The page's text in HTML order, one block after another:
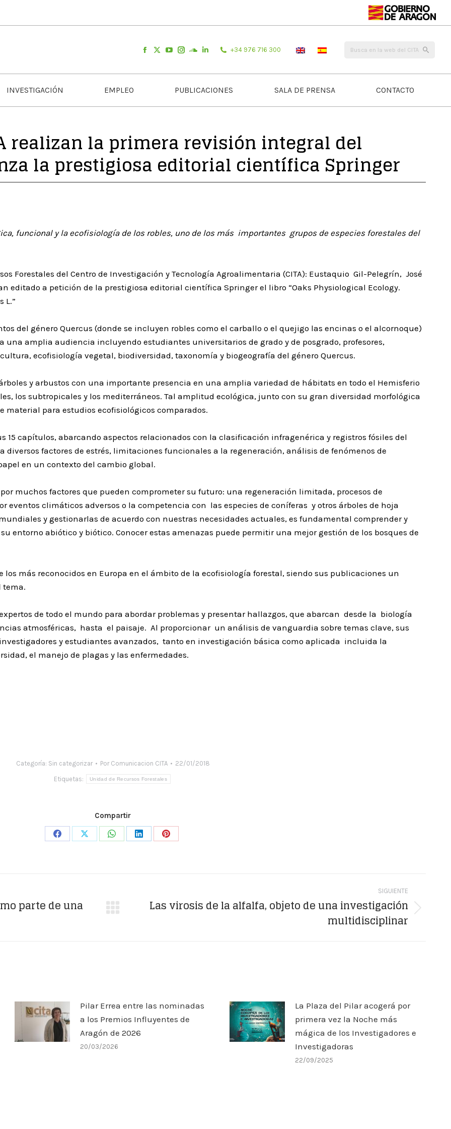
+34 976 716 300
INVESTIGACIÓN EMPLEO PUBLICACIONES SALA DE PRENSA CONTACTO
realizan la primera revisión integral del
la prestigiosa editorial científica Springer
funcional y la ecofisiología de los robles, uno de los más importantes grupos de especies forestales del
Forestales del Centro de Investigación y Tecnología Agroalimentaria (CITA): Eustaquio Gil-Pelegrín, José
editado a petición de la prestigiosa editorial científica Springer el libro “Oaks Physiological Ecology.
L.”
del género Quercus (donde se incluyen robles como el carballo o el quejigo las encinas o el alcornoque)
amplia audiencia incluyendo estudiantes universitarios de grado y de posgrado, profesores,
ecofisiología vegetal, biodiversidad, taxonomía y biogeografía del género Quercus.
y arbustos con una importante presencia en una amplia variedad de hábitats en todo el Hemisferio
los subtropicales y los mediterráneos. Tal amplitud ecológica, junto con su gran diversidad morfológica
para estudios ecofisiológicos comparados.
15 capítulos, abarcando aspectos relacionados con la clasificación infragenérica y registros fósiles del
diversos factores de estrés, limitaciones funcionales a la regeneración, análisis de fenómenos de
en un contexto del cambio global.
muchos factores que pueden comprometer su futuro: una regeneración limitada, procesos de
climáticos adversos o la competencia con las especies de coníferas y otros árboles de hoja
y gestionarlas de acuerdo con nuestras necesidades actuales, es fundamental comprender y
entorno abiótico y biótico. Conocer estas amenazas puede permitir una mejor gestión de los bosques de
los más reconocidos en Europa en el ámbito de la ecofisiología forestal, siendo sus publicaciones un
tema.
de todo el mundo para abordar problemas y presentar hallazgos, que abarcan desde la biología
atmosféricas, hasta el paisaje. Al proporcionar un análisis de vanguardia sobre temas clave, sus
y estudiantes avanzados, tanto en investigación básica como aplicada incluida la
el manejo de plagas y las enfermedades.
Categoría: Sin categorizar Por Comunicacion CITA 22/01/2018
Etiquetas: Unidad de Recursos Forestales
Compartir
Share
Share
Share
Share
Share
parte de una
SIGUIENTE
Las virosis de la alfalfa, objeto de una investigación
multidisciplinar
Pilar Errea entre las nominadas
a los Premios Influyentes de
Aragón de 2026
20/03/2026
La Plaza del Pilar acogerá por
primera vez la Noche más
mágica de los Investigadores e
Investigadoras
22/09/2025